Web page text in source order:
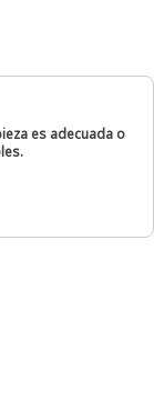
es adecuada o